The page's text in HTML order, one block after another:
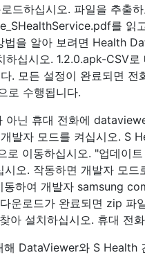
드하십시오. 파일을 추출
를 읽
법을 알아 보려면 Health
십시오. 1.2.0.apk-CSV로
. 모든 설정이 완료되면 전
로 수행됩니다.
아닌 휴대 전화에
발자 모드를 켜십시오. S
로 이동하십시오. "업데이
시오. 작동하면 개발자 모드
동하여 개발자 samsung
운로드가 완료되면 zip 파
아 설치하십시오. 휴대 전
해 DataViewer와 S Health